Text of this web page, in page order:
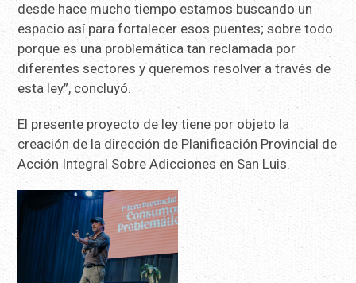
desde hace mucho tiempo estamos buscando un
espacio así para fortalecer esos puentes; sobre todo
porque es una problemática tan reclamada por
diferentes sectores y queremos resolver a través de
esta ley”, concluyó.
El presente proyecto de ley tiene por objeto la
creación de la dirección de Planificación Provincial de
Acción Integral Sobre Adicciones en San Luis.